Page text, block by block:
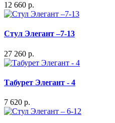
12 660 р.
Стул Элегант –7-13
27 260 р.
Табурет Элегант - 4
7 620 р.